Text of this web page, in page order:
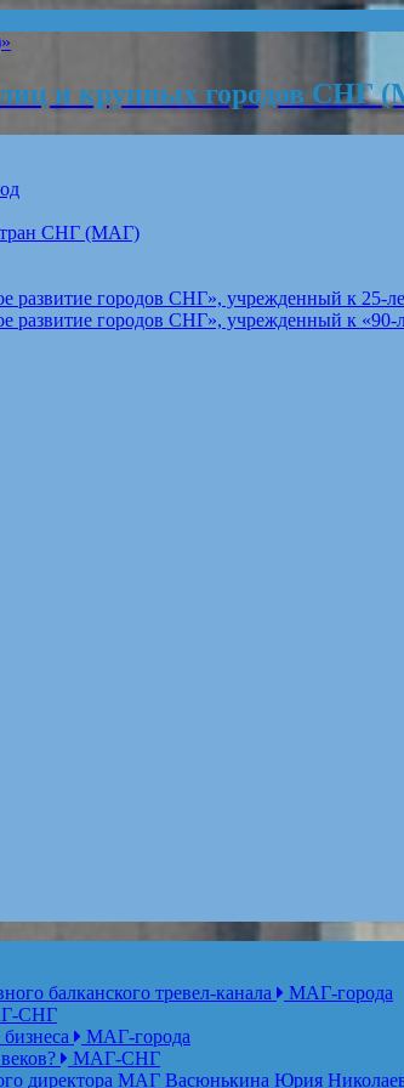
и крупных городов СНГ
СНГ (МАГ)
городов СНГ», учрежденный к 25-
городов СНГ», учрежденный к «90-
балканского тревел-канала
МАГ-города
СНГ
МАГ-города
МАГ-СНГ
директора МАГ Васюнькина Юрия